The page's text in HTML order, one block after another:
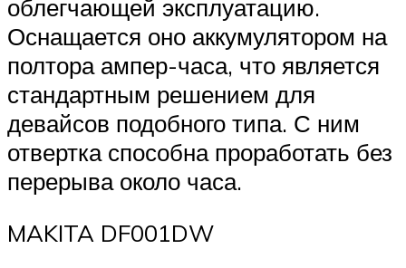
облегчающей эксплуатацию.
Оснащается оно аккумулятором на
полтора ампер-часа, что является
стандартным решением для
девайсов подобного типа. С ним
отвертка способна проработать без
перерыва около часа.
MAKITA DF001DW